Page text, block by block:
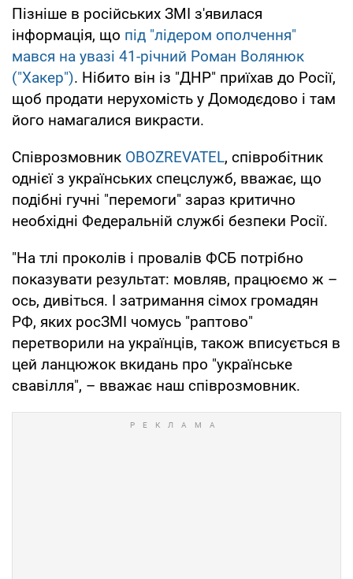
Пізніше в російських ЗМІ з'явилася
інформація, що під "лідером ополчення"
мався на увазі 41-річний Роман Волянюк
("Хакер"). Нібито він із "ДНР" приїхав до Росії,
щоб продати нерухомість у Домодєдово і там
його намагалися викрасти.
Співрозмовник OBOZREVATEL, співробітник
однієї з українських спецслужб, вважає, що
подібні гучні "перемоги" зараз критично
необхідні Федеральній службі безпеки Росії.
"На тлі проколів і провалів ФСБ потрібно
показувати результат: мовляв, працюємо ж –
ось, дивіться. І затримання сімох громадян
РФ, яких росЗМІ чомусь "раптово"
перетворили на українців, також вписується в
цей ланцюжок вкидань про "українське
свавілля", – вважає наш співрозмовник.